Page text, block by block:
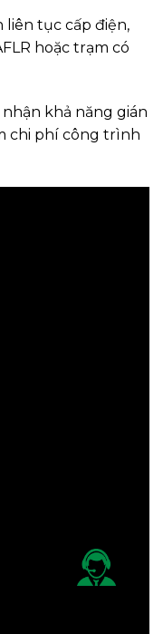
liên tục cấp điện,
hoặc trạm có
khả năng gián
chi phí công trình